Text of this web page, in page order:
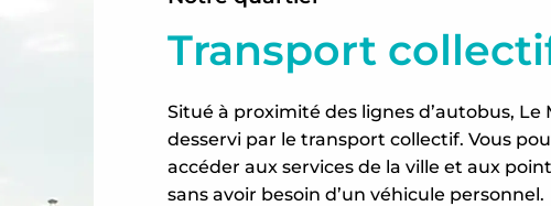
Transport
Situé à proximité des lignes d’autobus,
desservi par le transport collectif. Vous
accéder aux services de la ville et aux
sans avoir besoin d’un véhicule personnel.